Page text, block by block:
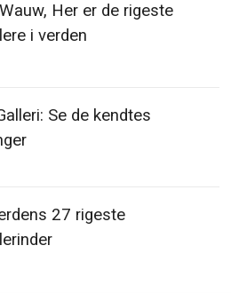
Her er de rigeste
i verden
Se de kendtes
27 rigeste